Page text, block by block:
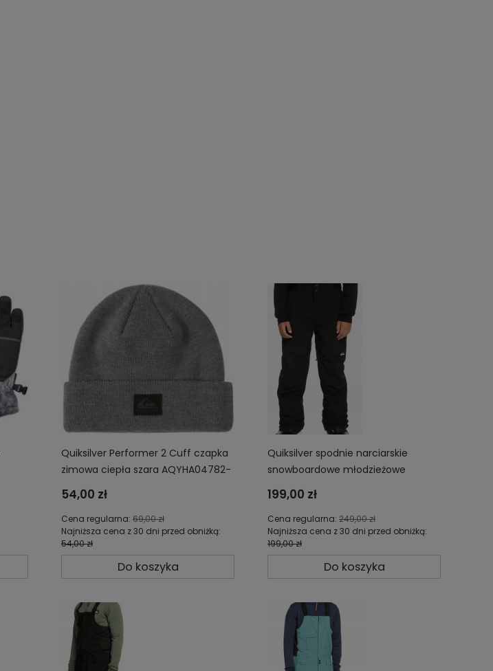
Quiksilver Performer 2 Cuff czapka
zimowa ciepła szara AQYHA04782-
KZMW
54,00 zł
Cena regularna: 69,00 zł
Najniższa cena z 30 dni przed obniżką:
54,00 zł
Do koszyka
Quiksilver spodnie narciarskie
snowboardowe młodzieżowe
dziecięce EQBTP03051/54-KVJ0
199,00 zł
Cena regularna: 249,00 zł
Najniższa cena z 30 dni przed obniżką:
199,00 zł
Do koszyka